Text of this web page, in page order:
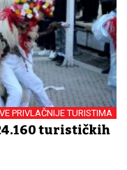
PRIVLAČNIJE TURISTIMA
turističkih